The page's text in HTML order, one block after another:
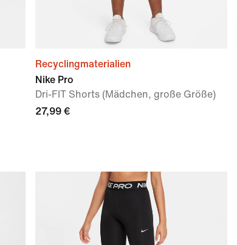
Recyclingmaterialien
Nike Pro
Dri-FIT Shorts (Mädchen, große Größe)
27,99 €